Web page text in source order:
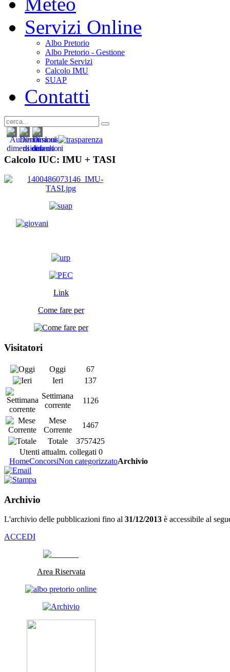
Servizi Online
Albo Pretorio
Albo Pretorio - Gestione
Portale Servizi
Calcolo IMU
SUAP
Contatti
Calcolo IUC: IMU + TASI
Link
Come fare per
Visitatori
Oggi
67
Ieri
137
Settimana
corrente
1126
Mese
Corrente
1467
Totale
3757425
Utenti attualm. collegati 0
HomeConcorsiNon categorizzatoArchivio
Archivio
L'archivio delle pubblicazioni fino al 31/12/2013 è accessibile al
ACCEDI
Area Riservata